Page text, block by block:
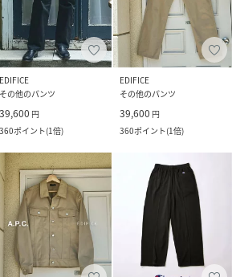
EDIFICE
その他のパンツ
39,600 円
360ポイント(1倍)
EDIFICE
その他のパンツ
39,600 円
360ポイント(1倍)